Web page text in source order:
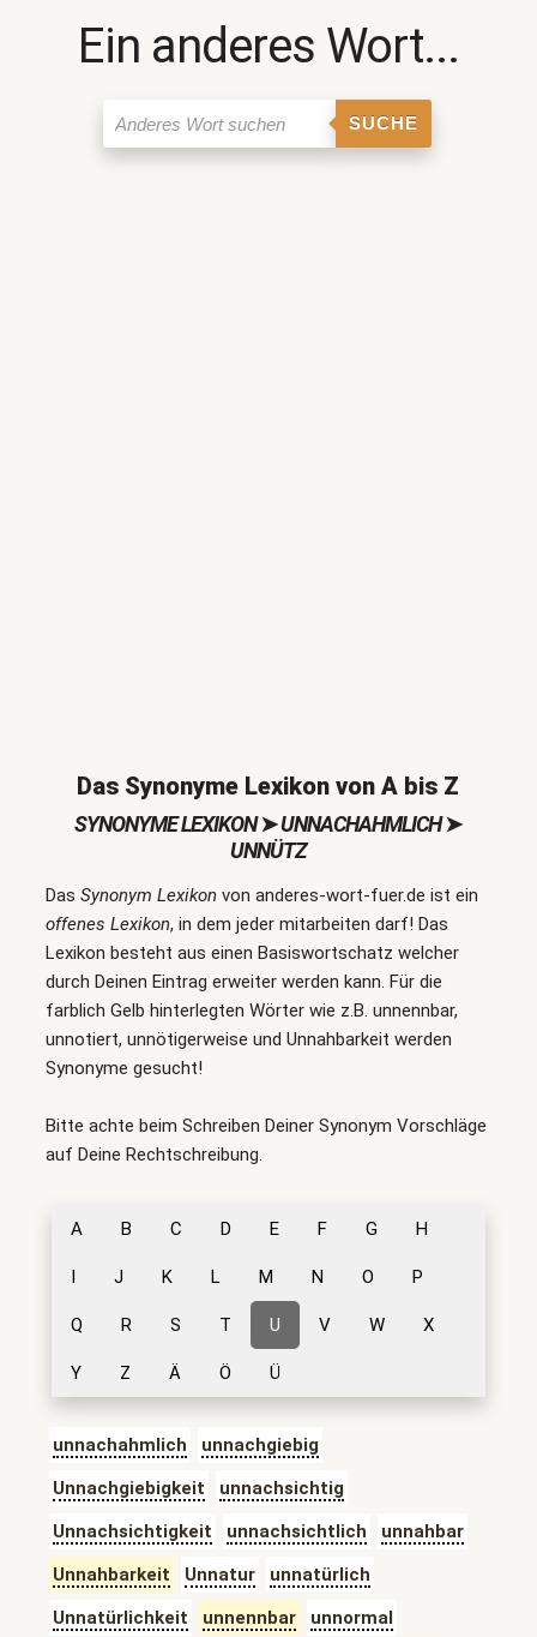
Ein anderes Wort...
SUCHE
Das Synonyme Lexikon von A bis Z
SYNONYME LEXIKON➤UNNACHAHMLICH➤
UNNÜTZ
Das Synonym Lexikonvon anderes-wort-fuer.de ist ein
offenes Lexikon, in dem jeder mitarbeiten darf! Das
Lexikon besteht aus einen Basiswortschatz welcher
durch Deinen Eintrag erweiter werden kann. Für die
farblich Gelb hinterlegten Wörter wie z.B. unnennbar,
unnotiert, unnötigerweise und Unnahbarkeit werden
Synonyme gesucht!
Bitte achte beim Schreiben Deiner Synonym Vorschläge
auf Deine Rechtschreibung.
A B C D E F G H
I J K L M N O P
Q R S T U V W X
Y Z Ä Ö Ü
unnachahmlich
unnachgiebig
Unnachgiebigkeit
unnachsichtig
Unnachsichtigkeit
unnachsichtlich
unnahbar
Unnahbarkeit
Unnatur
unnatürlich
Unnatürlichkeit
unnennbar
unnormal